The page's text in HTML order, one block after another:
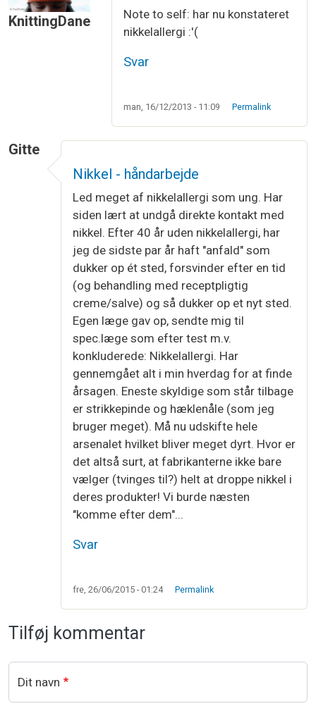
KnittingDane
Note to self: har nu konstateret
nikkelallergi :'(
Svar
man, 16/12/2013 - 11:09 Permalink
Gitte
Nikkel - håndarbejde
Led meget af nikkelallergi som ung. Har
siden lært at undgå direkte kontakt med
nikkel. Efter 40 år uden nikkelallergi, har
jeg de sidste par år haft "anfald" som
dukker op ét sted, forsvinder efter en tid
(og behandling med receptpligtig
creme/salve) og så dukker op et nyt sted.
Egen læge gav op, sendte mig til
spec.læge som efter test m.v.
konkluderede: Nikkelallergi. Har
gennemgået alt i min hverdag for at finde
årsagen. Eneste skyldige som står tilbage
er strikkepinde og hæklenåle (som jeg
bruger meget). Må nu udskifte hele
arsenalet hvilket bliver meget dyrt. Hvor er
det altså surt, at fabrikanterne ikke bare
vælger (tvinges til?) helt at droppe nikkel i
deres produkter! Vi burde næsten
"komme efter dem"...
Svar
fre, 26/06/2015 - 01:24 Permalink
Tilføj kommentar
Dit navn